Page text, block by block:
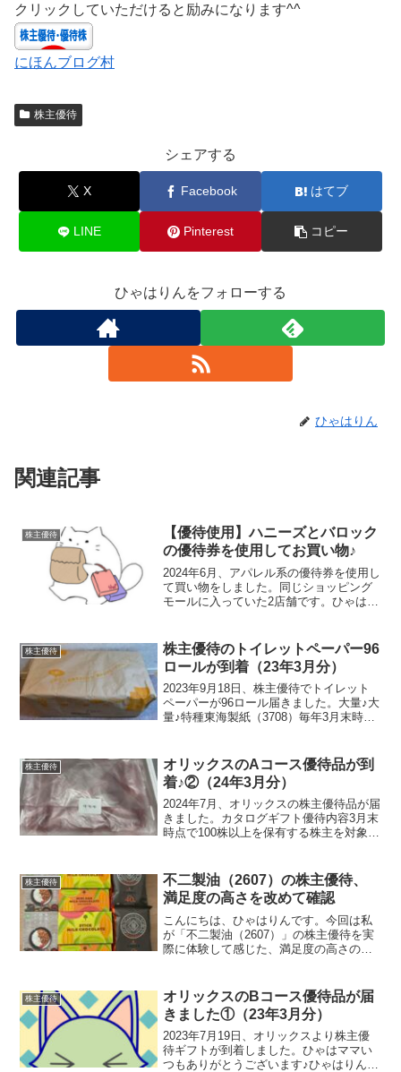
クリックしていただけると励みになります^^
にほんブログ村
株主優待
シェアする
X Facebook はてブ
LINE Pinterest コピー
ひゃはりんをフォローする
ひゃはりん
関連記事
株主優待
【優待使用】ハニーズとバロック
の優待券を使用してお買い物♪
2024年6月、アパレル系の優待券を使用し
て買い物をしました。同じショッピング
モールに入っていた2店舗です。ひゃはマ
ました。3,000円分の優待券を使用したの
で48...
株主優待
株主優待のトイレットペーパー96
ロールが到着（23年3月分）
2023年9月18日、株主優待でトイレット
ペーパーが96ロール届きました。大量♪大
量♪特種東海製紙（3708）毎年3月末時点
が3分割されました。）株数／保有期間
3...
株主優待
オリックスのAコース優待品が到
着♪②（24年3月分）
2024年7月、オリックスの株主優待品が届
きました。カタログギフト優待内容3月末
時点で100株以上を保有する株主を対象に
2024年3月31日時点株主への実施をもっ
て廃...
株主優待
不二製油（2607）の株主優待、
満足度の高さを改めて確認
こんにちは、ひゃはりんです。今回は私
が「不二製油（2607）」の株主優待を実
際に体験して感じた、満足度の高さの理
業務用チョコレートやカカオ原料でおな
じみの企業。そしてそ...
株主優待
オリックスのBコース優待品が届
きました①（23年3月分）
2023年7月19日、オリックスより株主優
待ギフトが到着しました。ひゃはママい
つもありがとうございます♪ひゃはりん優